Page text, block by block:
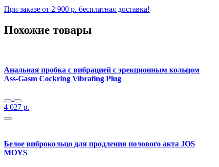
При заказе от 2 900 р. бесплатная доставка!
Похожие товары
Анальная пробка с вибрацией с эрекционным кольцом
Ass-Gasm Cockring Vibrating Plug
4 027 р.
Белое виброкольцо для продления полового акта JOS
MOYS